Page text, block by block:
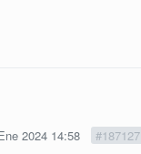
2024 14:58 #187127